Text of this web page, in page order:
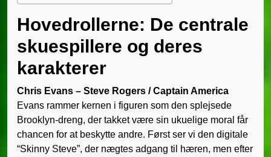
Hovedrollerne: De centrale
skuespillere og deres
karakterer
Chris Evans – Steve Rogers / Captain America
Evans rammer kernen i figuren som den splejsede
Brooklyn-dreng, der takket være sin ukuelige moral får
chancen for at beskytte andre. Først ser vi den digitale
“Skinny Steve”, der nægtes adgang til hæren, men efter